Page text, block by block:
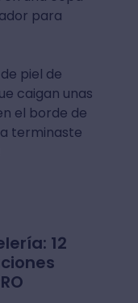
para
piel de
caigan unas
el borde de
terminaste
12